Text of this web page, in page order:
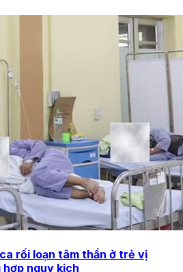
rối loạn tâm thần ở trẻ vị
nguy kịch